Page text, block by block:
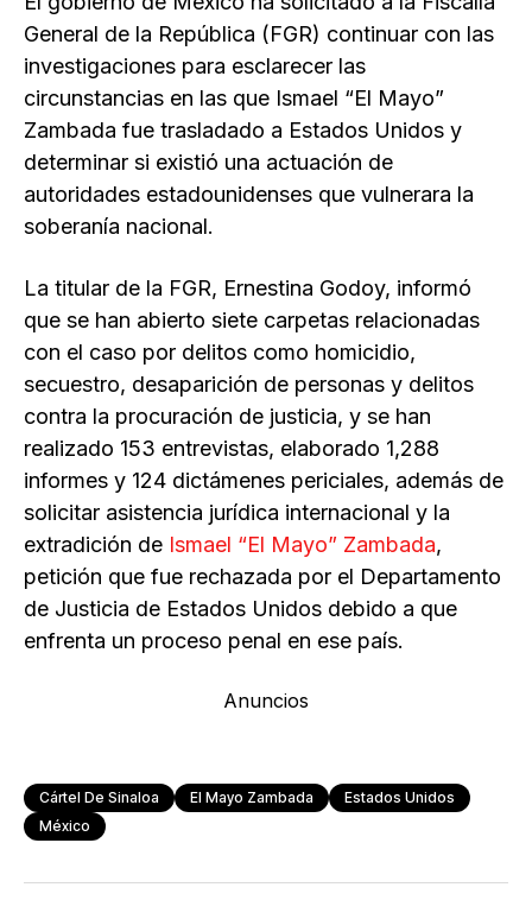
General de la República (FGR) continuar con las
investigaciones para esclarecer las
circunstancias en las que Ismael “El Mayo”
Zambada fue trasladado a Estados Unidos y
determinar si existió una actuación de
autoridades estadounidenses que vulnerara la
soberanía nacional.
La titular de la FGR, Ernestina Godoy, informó
que se han abierto siete carpetas relacionadas
con el caso por delitos como homicidio,
secuestro, desaparición de personas y delitos
contra la procuración de justicia, y se han
realizado 153 entrevistas, elaborado 1,288
informes y 124 dictámenes periciales, además de
solicitar asistencia jurídica internacional y la
extradición de Ismael “El Mayo” Zambada,
petición que fue rechazada por el Departamento
de Justicia de Estados Unidos debido a que
enfrenta un proceso penal en ese país.
Anuncios
Cártel De Sinaloa El Mayo Zambada
Estados Unidos
México